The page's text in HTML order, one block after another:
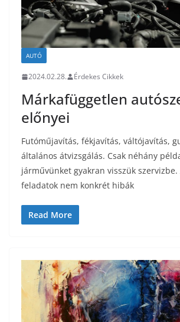
AUTÓ
2024.02.28. Érdekes Cikkek
Márkafüggetlen
előnyei
Futóműjavítás, fékjavítás, váltójavítás,
általános átvizsgálás. Csak néhány
járművünket gyakran visszük szervizbe.
feladatok nem konkrét hibák
Read More